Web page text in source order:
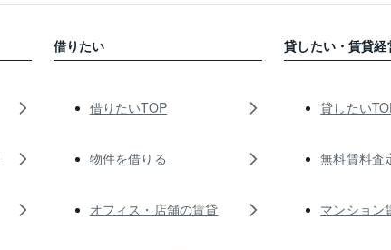
借りたい
借りたいTOP
物件を借りる
オフィス・店舗の賃貸
貸したい・賃貸経
貸したい
無料賃料査
マンション